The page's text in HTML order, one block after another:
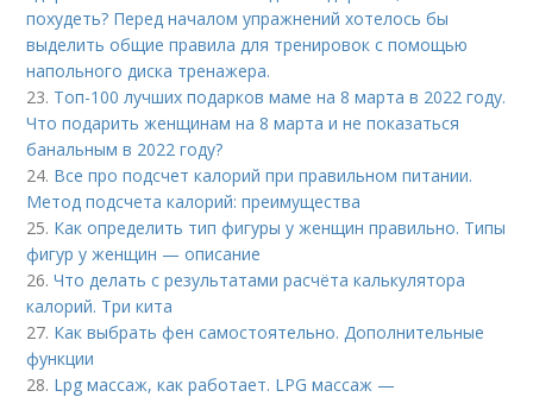
похудеть? Перед началом упражнений хотелось бы
выделить общие правила для тренировок с помощью
напольного диска тренажера.
23. Топ-100 лучших подарков маме на 8 марта в 2022 году.
Что подарить женщинам на 8 марта и не показаться
банальным в 2022 году?
24. Все про подсчет калорий при правильном питании.
Метод подсчета калорий: преимущества
25. Как определить тип фигуры у женщин правильно. Типы
фигур у женщин — описание
26.Что делать с результатами расчёта калькулятора
калорий. Три кита
27. Как выбрать фен самостоятельно. Дополнительные
функции
28. Lpg массаж, как работает. LPG массаж —